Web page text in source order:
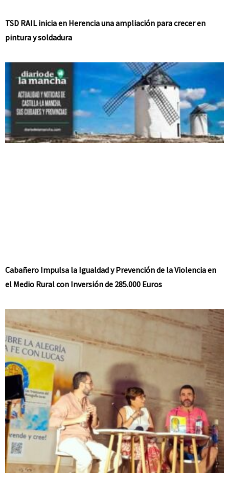
TSD RAIL inicia en Herencia una ampliación para crecer en
pintura y soldadura
Cabañero Impulsa la Igualdad y Prevención de la Violencia en
el Medio Rural con Inversión de 285.000 Euros